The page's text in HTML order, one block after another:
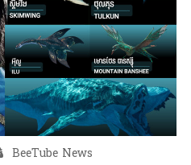
BeeTube News